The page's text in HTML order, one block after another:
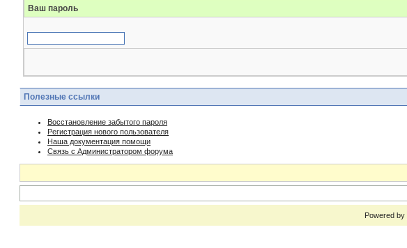
Ваш пароль
Полезные ссылки
Восстановление забытого пароля
Регистрация нового пользователя
Наша документация помощи
Связь с Администратором форума
Powered by